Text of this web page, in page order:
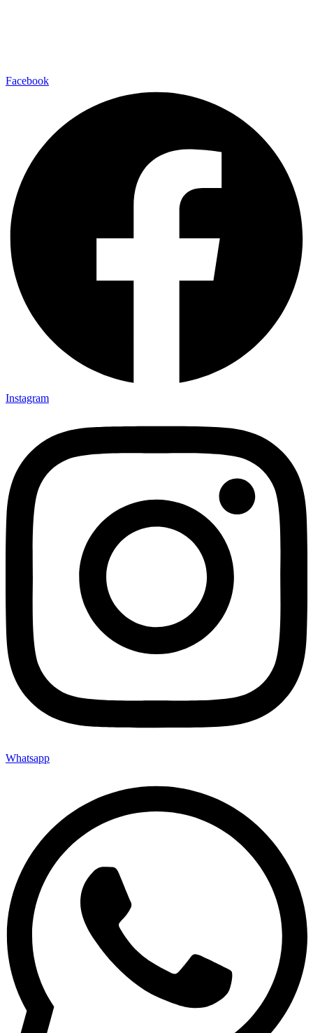
Facebook
Instagram
Whatsapp